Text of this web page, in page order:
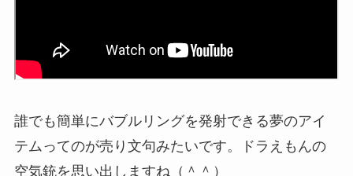
誰でも簡単にバブルリングを発射できる夢のアイ
テムってのが売り文句みたいです。ドラえもんの
空気銃を思い出しますね（＾＾）